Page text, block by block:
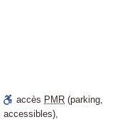
accès PMR (parking,
accessibles),